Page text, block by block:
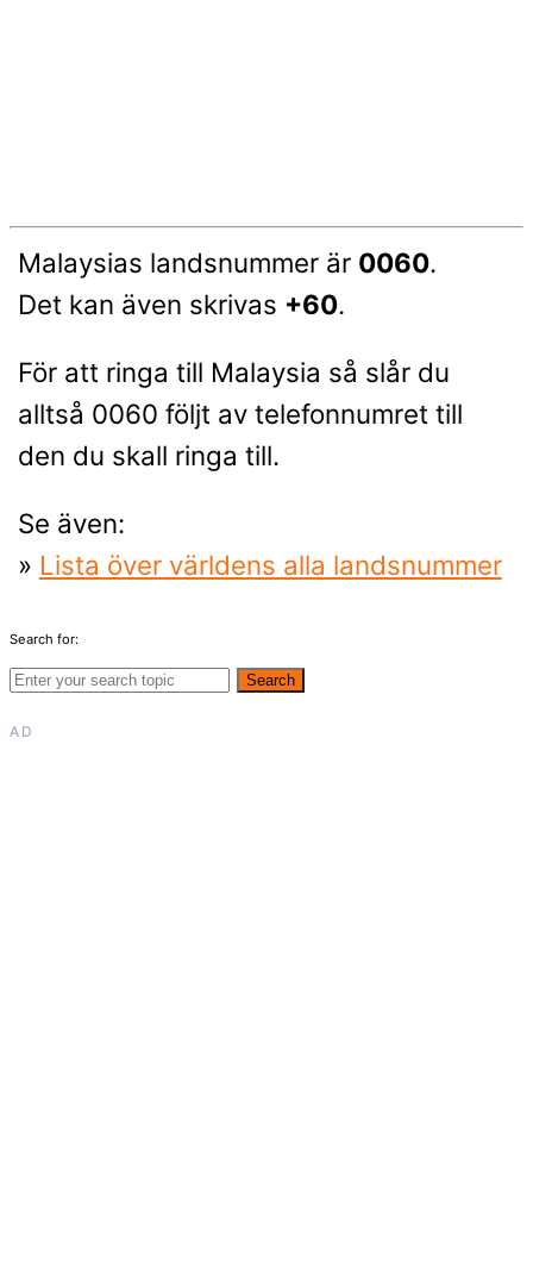
Malaysias landsnummer är 0060.
Det kan även skrivas +60.
För att ringa till Malaysia så slår du
alltså 0060 följt av telefonnumret till
den du skall ringa till.
Se även:
» Lista över världens alla landsnummer
Search for:
Search
AD